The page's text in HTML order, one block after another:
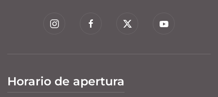
Horario de apertura